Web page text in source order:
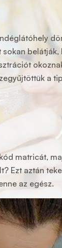
a
matricát,
aztán
az egész.